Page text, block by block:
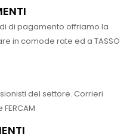
di pagamento offriamo la
in comode rate ed a TASSO
del settore. Corrieri